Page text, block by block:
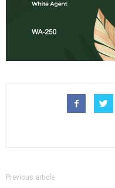
Previous article